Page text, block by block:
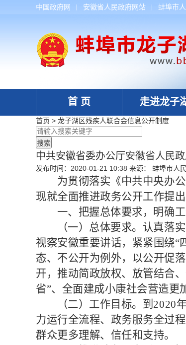
中国政府网 安徽省人民政府网站 蚌埠市
首 页 走进龙子
首页 > 龙子湖区残疾人联合会信息公开制度
中共安徽省委办公厅安徽省人民
发布时间：2020-01-21 10:38 来源： 蚌埠市人
为贯彻落实《中共中央办
现就全面推进政务公开工作提出
一、把握总体要求，明确
（一）总体要求。 认真落
视察安徽重要讲话，紧紧围绕“
态、不公开为例外，以公开促
开，推动简政放权、放管结合
省”、全面建成小康社会营造更
（二）工作目标。 到 2020
力运行全流程、政务服务全过
群众更多理解、信任和支持。